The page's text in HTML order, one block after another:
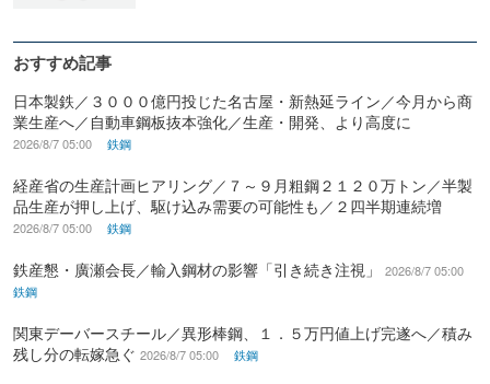
おすすめ記事
日本製鉄／３０００億円投じた名古屋・新熱延ライン／今月から商
業生産へ／自動車鋼板抜本強化／生産・開発、より高度に
2026/8/7 05:00 鉄鋼
経産省の生産計画ヒアリング／７～９月粗鋼２１２０万トン／半製
品生産が押し上げ、駆け込み需要の可能性も／２四半期連続増
2026/8/7 05:00 鉄鋼
鉄産懇・廣瀬会長／輸入鋼材の影響「引き続き注視」
2026/8/7 05:00
鉄鋼
関東デーバースチール／異形棒鋼、１．５万円値上げ完遂へ／積み
残し分の転嫁急ぐ 2026/8/7 05:00 鉄鋼